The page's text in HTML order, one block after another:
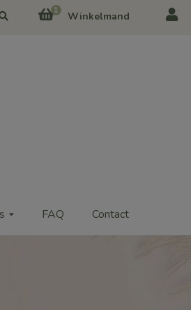
1 Winkelmand
FAQ Contact